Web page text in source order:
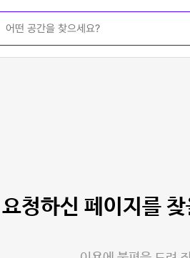
요청하신 페이지를